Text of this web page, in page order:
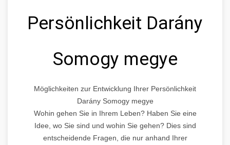
Persönlichkeit Darány
Somogy megye
Möglichkeiten zur Entwicklung Ihrer Persönlichkeit
Darány Somogy megye
Wohin gehen Sie in Ihrem Leben? Haben Sie eine
Idee, wo Sie sind und wohin Sie gehen? Dies sind
entscheidende Fragen, die nur anhand Ihrer